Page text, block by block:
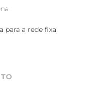
para a rede fixa